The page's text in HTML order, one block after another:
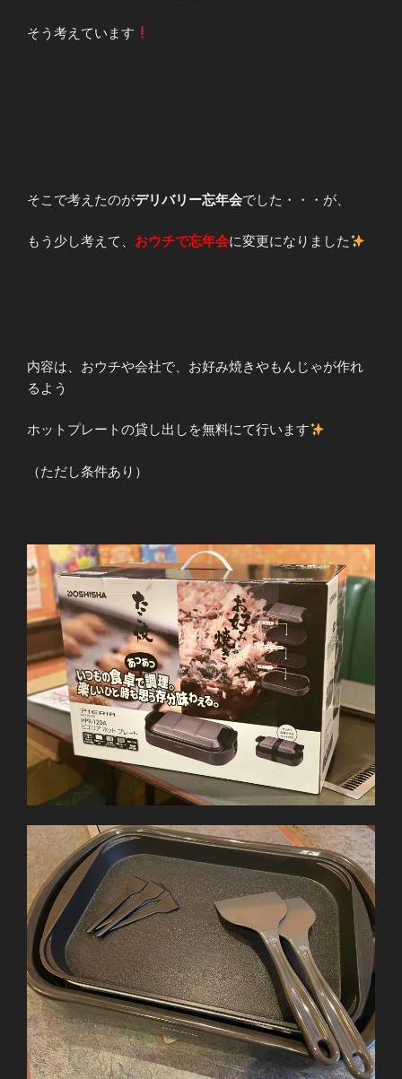
そう考えています
そこで考えたのがデリバリー忘年会でした・・・が、
もう少し考えて、 おウチで忘年会に変更になりました
内容は、おウチや会社で、お好み焼きやもんじゃが作れ
るよう
ホットプレートの貸し出しを無料にて行います
（ただし条件あり）